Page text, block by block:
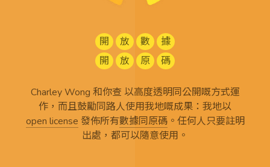
開 放 數
據
開
放 原 碼
Charley Wong 和你查 以高度透明同公開嘅方式運
作，而且鼓勵同路人使用我地嘅成果：我地以
open license 發佈所有數據同原碼。任何人只要註明
出處，都可以隨意使用。